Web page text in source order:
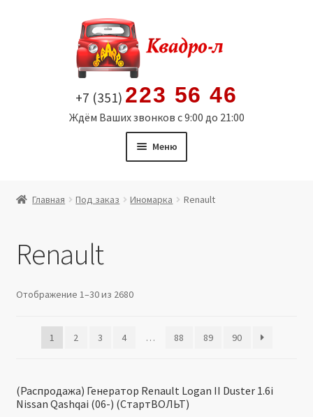
содержимому
+7 (351) 223 56 46
Ждём Ваших звонков с 9:00 до 21:00
Меню
Мой аккаунт
Политика в отношении обработки персональных
Производители
Главная Под заказ Иномарка Renault
Renault
Отображение 1–30 из 2680
1 2 3 4 … 88 89 90
(Распродажа) Генератор Renault Logan II Duster 1.6i
Nissan Qashqai (06-) (СтартВОЛЬТ)